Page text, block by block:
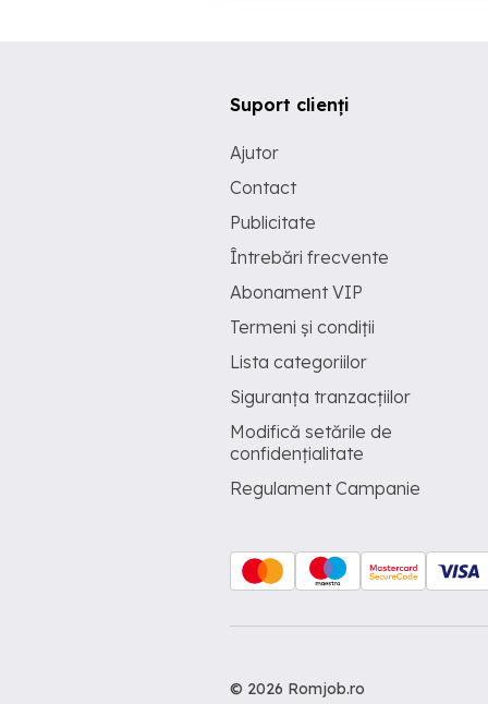
Suport clienți
Ajutor
Contact
Publicitate
Întrebări frecvente
Abonament VIP
Termeni și condiții
Lista categoriilor
Siguranța tranzacțiilor
Modifică setările de
confidențialitate
Regulament Campanie
© 2026 Romjob.ro